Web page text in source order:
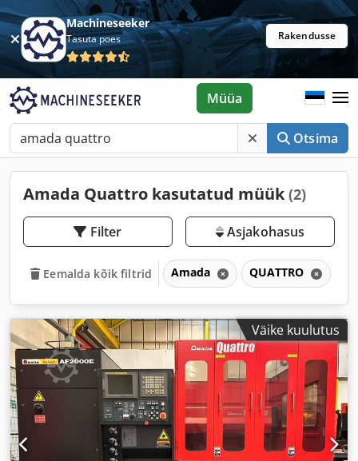
Machineseeker
Tasuta poes Rakendusse
Otsima
Müüa
Amada Quattro kasutatud müük (2)
Filter Asjakohasus
Eemalda kõik filtrid Amada QUATTRO
Väike kuulutus